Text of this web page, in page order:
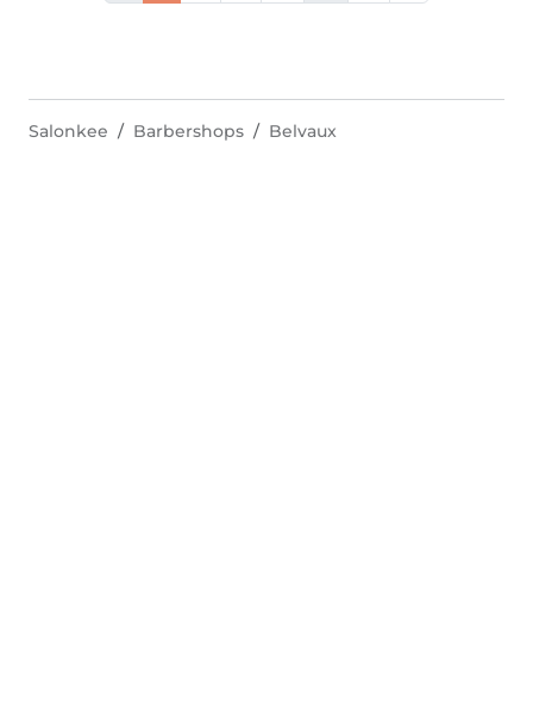
Salonkee Barbershops Belvaux